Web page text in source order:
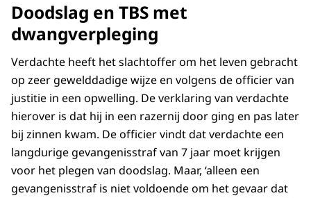
Doodslag en TBS met
dwangverpleging
Verdachte heeft het slachtoffer om het leven gebracht
op zeer gewelddadige wijze en volgens de officier van
justitie in een opwelling. De verklaring van verdachte
hierover is dat hij in een razernij door ging en pas later
bij zinnen kwam. De officier vindt dat verdachte een
langdurige gevangenisstraf van 7 jaar moet krijgen
voor het plegen van doodslag. Maar, ‘alleen een
gevangenisstraf is niet voldoende om het gevaar dat